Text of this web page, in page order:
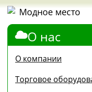
ФАБРИКИ,
О нас
О компании
Торговое